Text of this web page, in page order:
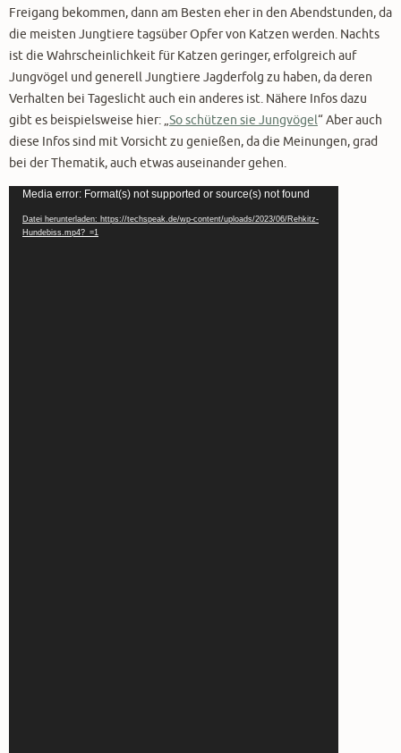
Freigang bekommen, dann am Besten eher in den Abendstunden, da
die meisten Jungtiere tagsüber Opfer von Katzen werden. Nachts
ist die Wahrscheinlichkeit für Katzen geringer, erfolgreich auf
Jungvögel und generell Jungtiere Jagderfolg zu haben, da deren
Verhalten bei Tageslicht auch ein anderes ist. Nähere Infos dazu
gibt es beispielsweise hier: „ So schützen sie Jungvögel“ Aber auch
diese Infos sind mit Vorsicht zu genießen, da die Meinungen, grad
bei der Thematik, auch etwas auseinander gehen.
Video-
Player
Media error: Format(s) not supported or source(s) not found
Datei herunterladen: https://techspeak.de/wp-content/uploads/2023/06/Rehkitz-
Hundebiss.mp4?_=1